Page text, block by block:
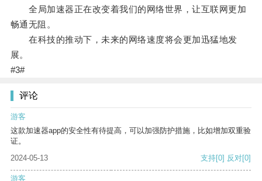
全局加速器正在改变着我们的网络世界，让互联网更加
畅通无阻。
在科技的推动下，未来的网络速度将会更加迅猛地发
展。
#3#
评论
游客
这款加速器app的安全性有待提高，可以加强防护措施，比如增加双重验
证。
2024-05-13
支持[0] 反对[0]
游客